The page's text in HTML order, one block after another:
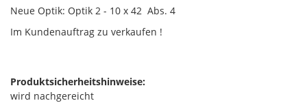
Neue Optik: Optik 2 - 10 x 42 Abs. 4
Im Kundenauftrag zu verkaufen !
Produktsicherheitshinweise:
wird nachgereicht